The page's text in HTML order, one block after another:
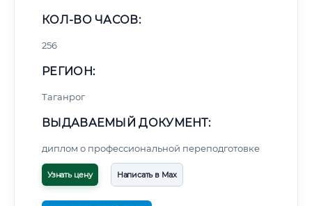
КОЛ-ВО ЧАСОВ:
256
РЕГИОН:
Таганрог
ВЫДАВАЕМЫЙ ДОКУМЕНТ:
диплом о профессиональной переподготовке
Узнать цену Написать в Max